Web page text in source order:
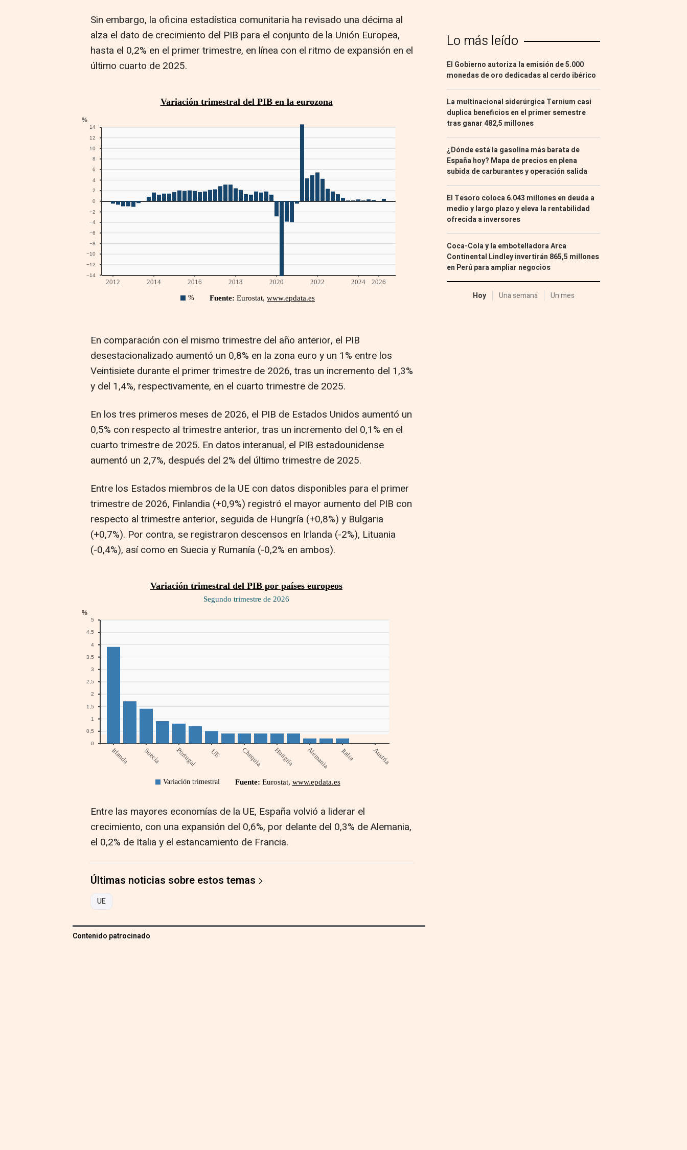
Sin embargo, la oficina estadística comunitaria ha revisado una décima al
alza el dato de crecimiento del PIB para el conjunto de la Unión Europea,
hasta el 0,2% en el primer trimestre, en línea con el ritmo de expansión en el
último cuarto de 2025.
En comparación con el mismo trimestre del año anterior, el PIB
desestacionalizado aumentó un 0,8% en la zona euro y un 1% entre los
Veintisiete durante el primer trimestre de 2026, tras un incremento del 1,3%
y del 1,4%, respectivamente, en el cuarto trimestre de 2025.
En los tres primeros meses de 2026, el PIB de Estados Unidos aumentó un
0,5% con respecto al trimestre anterior, tras un incremento del 0,1% en el
cuarto trimestre de 2025. En datos interanual, el PIB estadounidense
aumentó un 2,7%, después del 2% del último trimestre de 2025.
Entre los Estados miembros de la UE con datos disponibles para el primer
trimestre de 2026, Finlandia (+0,9%) registró el mayor aumento del PIB con
respecto al trimestre anterior, seguida de Hungría (+0,8%) y Bulgaria
(+0,7%). Por contra, se registraron descensos en Irlanda (-2%), Lituania
(-0,4%), así como en Suecia y Rumanía (-0,2% en ambos).
Entre las mayores economías de la UE, España volvió a liderar el
crecimiento, con una expansión del 0,6%, por delante del 0,3% de Alemania,
el 0,2% de Italia y el estancamiento de Francia.
Últimas noticias sobre estos temas
UE
Contenido patrocinado
Lo más leído
El Gobierno autoriza la emisión de 5.000
monedas de oro dedicadas al cerdo ibérico
La multinacional siderúrgica Ternium casi
duplica beneficios en el primer semestre
tras ganar 482,5 millones
¿Dónde está la gasolina más barata de
España hoy? Mapa de precios en plena
subida de carburantes y operación salida
El Tesoro coloca 6.043 millones en deuda a
medio y largo plazo y eleva la rentabilidad
ofrecida a inversores
Coca-Cola y la embotelladora Arca
Continental Lindley invertirán 865,5 millones
en Perú para ampliar negocios
Hoy Una semana Un mes